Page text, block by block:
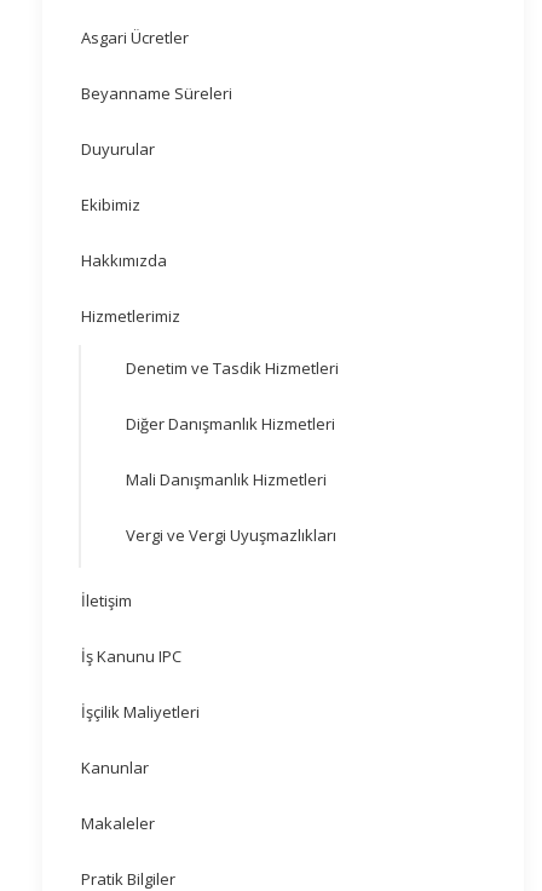
Asgari Ücretler
Beyanname Süreleri
Duyurular
Ekibimiz
Hakkımızda
Hizmetlerimiz
Denetim ve Tasdik Hizmetleri
Diğer Danışmanlık Hizmetleri
Mali Danışmanlık Hizmetleri
Vergi ve Vergi Uyuşmazlıkları
İletişim
İş Kanunu IPC
İşçilik Maliyetleri
Kanunlar
Makaleler
Pratik Bilgiler